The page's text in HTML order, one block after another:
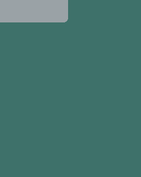
im
die Organisation,
die Anpassung
das Abfragen,
durch
oder eine andere Form